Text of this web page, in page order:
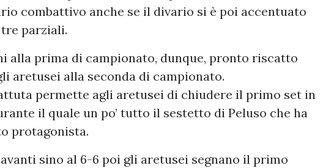
combattivo anche se il divario si è poi accentuato
parziali.
alla prima di campionato, dunque, pronto riscatto
aretusei alla seconda di campionato.
permette agli aretusei di chiudere il primo set in
il quale un po’ tutto il sestetto di Peluso che ha
protagonista.
sino al 6-6 poi gli aretusei segnano il primo